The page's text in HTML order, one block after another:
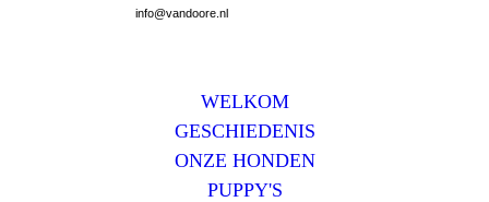
info@vandoore.nl
WELKOM
GESCHIEDENIS
ONZE HONDEN
PUPPY'S